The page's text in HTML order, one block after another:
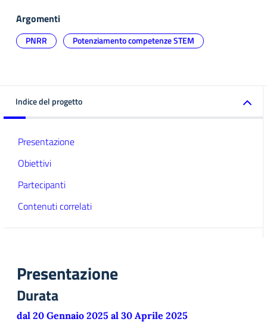
Argomenti
PNRR Potenziamento competenze STEM
Indice del progetto
Presentazione
Obiettivi
Partecipanti
Contenuti correlati
Presentazione
Durata
dal 20 Gennaio 2025 al 30 Aprile 2025